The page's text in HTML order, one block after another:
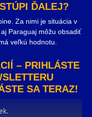
ĎALEJ?
Za nimi je situácia v
Paraguaj môžu obsadiť
veľkú hodnotu.
– PRIHLÁSTE
SA TERAZ!